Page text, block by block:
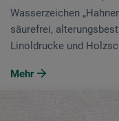
Wasserzeichen
säurefrei,
Linoldrucke und
Mehr